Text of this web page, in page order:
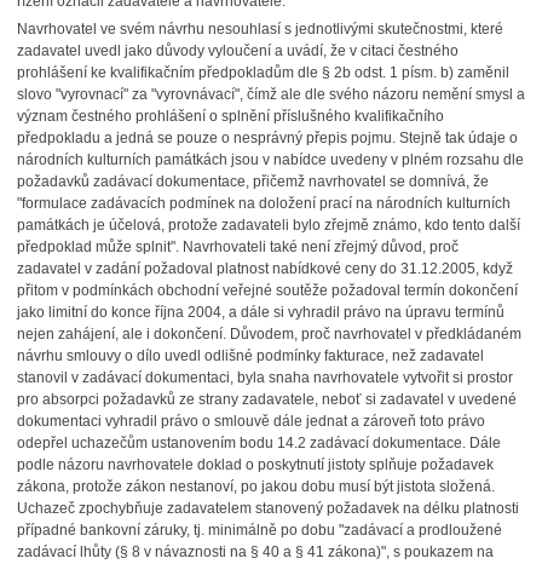
Navrhovatel ve svém návrhu nesouhlasí s jednotlivými skutečnostmi, které
zadavatel uvedl jako důvody vyloučení a uvádí, že v citaci čestného
prohlášení ke kvalifikačním předpokladům dle § 2b odst. 1 písm. b) zaměnil
slovo "vyrovnací" za "vyrovnávací", čímž ale dle svého názoru nemění smysl a
význam čestného prohlášení o splnění příslušného kvalifikačního
předpokladu a jedná se pouze o nesprávný přepis pojmu. Stejně tak údaje o
národních kulturních památkách jsou v nabídce uvedeny v plném rozsahu dle
požadavků zadávací dokumentace, přičemž navrhovatel se domnívá, že
"formulace zadávacích podmínek na doložení prací na národních kulturních
památkách je účelová, protože zadavateli bylo zřejmě známo, kdo tento další
předpoklad může splnit". Navrhovateli také není zřejmý důvod, proč
zadavatel v zadání požadoval platnost nabídkové ceny do 31.12.2005, když
přitom v podmínkách obchodní veřejné soutěže požadoval termín dokončení
jako limitní do konce října 2004, a dále si vyhradil právo na úpravu termínů
nejen zahájení, ale i dokončení. Důvodem, proč navrhovatel v předkládaném
návrhu smlouvy o dílo uvedl odlišné podmínky fakturace, než zadavatel
stanovil v zadávací dokumentaci, byla snaha navrhovatele vytvořit si prostor
pro absorpci požadavků ze strany zadavatele, neboť si zadavatel v uvedené
dokumentaci vyhradil právo o smlouvě dále jednat a zároveň toto právo
odepřel uchazečům ustanovením bodu 14.2 zadávací dokumentace. Dále
podle názoru navrhovatele doklad o poskytnutí jistoty splňuje požadavek
zákona, protože zákon nestanoví, po jakou dobu musí být jistota složená.
Uchazeč zpochybňuje zadavatelem stanovený požadavek na délku platnosti
případné bankovní záruky, tj. minimálně po dobu "zadávací a prodloužené
zadávací lhůty (§ 8 v návaznosti na § 40 a § 41 zákona)", s poukazem na